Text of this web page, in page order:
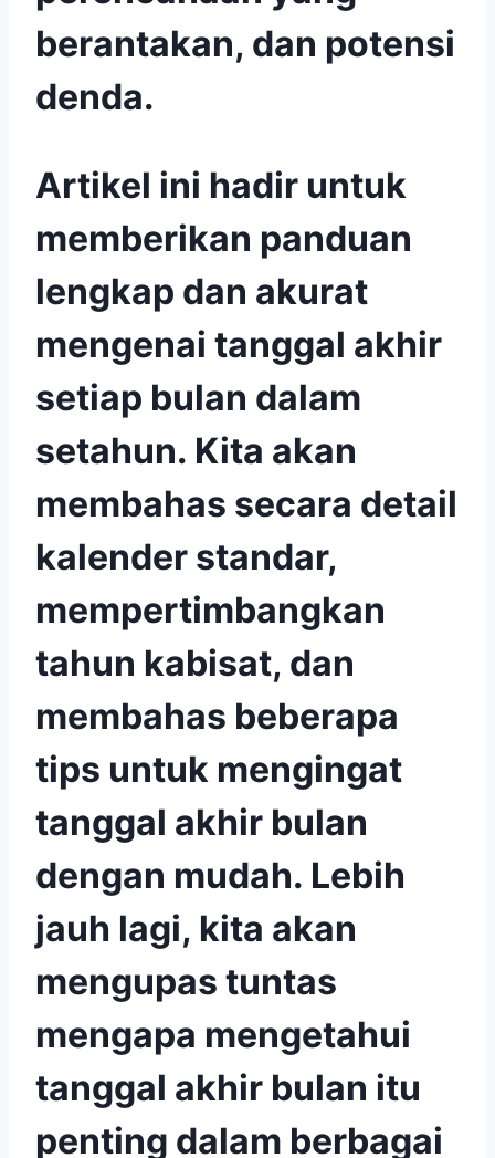
berantakan, dan potensi
denda.
Artikel ini hadir untuk
memberikan panduan
lengkap dan akurat
mengenai tanggal akhir
setiap bulan dalam
setahun. Kita akan
membahas secara detail
kalender standar,
mempertimbangkan
tahun kabisat, dan
membahas beberapa
tips untuk mengingat
tanggal akhir bulan
dengan mudah. Lebih
jauh lagi, kita akan
mengupas tuntas
mengapa mengetahui
tanggal akhir bulan itu
penting dalam berbagai